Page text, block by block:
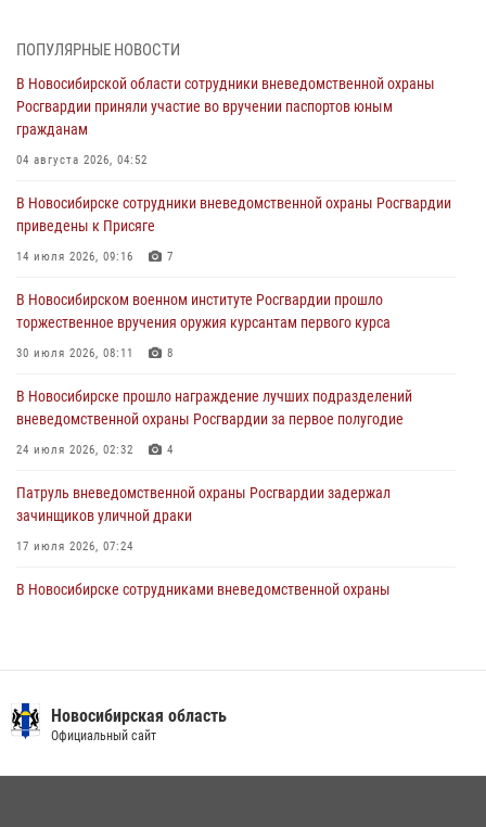
При силовой поддержке бойцов ОМОН и СОБР Росгвардии
пресечена деятельность группы лиц, причастных к мошенничеству
в сфере страхования
В Новосибирске сотрудниками вневедомственной охраны
Росгвардии задержан гражданин, находящийся в розыске
В Новосибирске военнослужащие отряда спецназа «Ермак»
Росгвардии провели занятия по беспарашютному десантированию
В Новосибирске военнослужащие Росгвардии почтили память детей
– жертв войны в Донбассе
ПОПУЛЯРНЫЕ НОВОСТИ
В Новосибирской области сотрудники вневедомственной охраны
Росгвардии приняли участие во вручении паспортов юным
гражданам
04 августа 2026, 04:52
В Новосибирске сотрудники вневедомственной охраны Росгвардии
приведены к Присяге
14 июля 2026, 09:16 7
В Новосибирском военном институте Росгвардии прошло
торжественное вручения оружия курсантам первого курса
30 июля 2026, 08:11 8
В Новосибирске прошло награждение лучших подразделений
вневедомственной охраны Росгвардии за первое полугодие
24 июля 2026, 02:32 4
Патруль вневедомственной охраны Росгвардии задержал
зачинщиков уличной драки
17 июля 2026, 07:24
В Новосибирске сотрудниками вневедомственной охраны
гражданина, который приобрел наркотическое вещество через
«закладку»
Новосибирская область
Официальный сайт